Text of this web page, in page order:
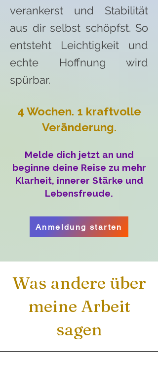
verankerst und Stabilität
aus dir selbst schöpfst. So
entsteht Leichtigkeit und
echte Hoffnung wird
spürbar.
4 Wochen. 1 kraftvolle
Veränderung.
Melde dich jetzt an und
beginne deine Reise zu mehr
Klarheit, innerer Stärke und
Lebensfreude.
Anmeldung starten
Was andere über
meine Arbeit
sagen